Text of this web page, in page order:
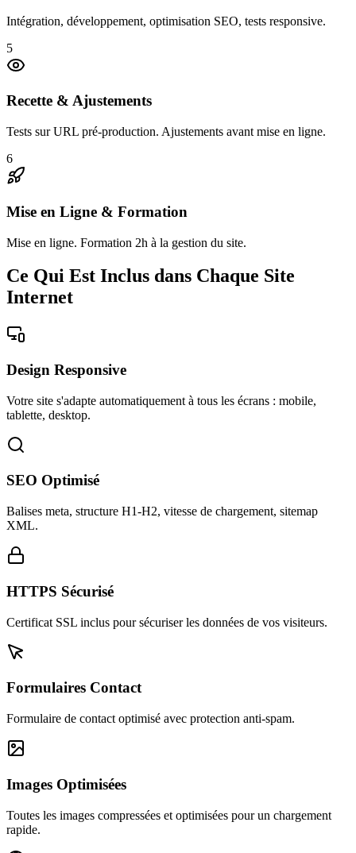
Intégration, développement, optimisation SEO, tests responsive.
5
Recette & Ajustements
Tests sur URL pré-production. Ajustements avant mise en ligne.
6
Mise en Ligne & Formation
Mise en ligne. Formation 2h à la gestion du site.
Ce Qui Est Inclus dans Chaque Site
Internet
Design Responsive
Votre site s'adapte automatiquement à tous les écrans : mobile,
tablette, desktop.
SEO Optimisé
Balises meta, structure H1-H2, vitesse de chargement, sitemap
XML.
HTTPS Sécurisé
Certificat SSL inclus pour sécuriser les données de vos visiteurs.
Formulaires Contact
Formulaire de contact optimisé avec protection anti-spam.
Images Optimisées
Toutes les images compressées et optimisées pour un chargement
rapide.